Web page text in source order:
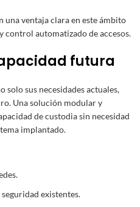
una ventaja clara en este ámbito
automatizado de accesos.
futura
solo sus necesidades actuales,
Una solución modular y
de custodia sin necesidad
implantado.
existentes.